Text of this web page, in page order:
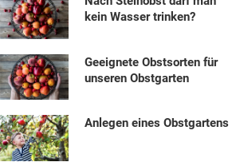
kein Wasser trinken?
Geeignete Obstsorten für
unseren Obstgarten
Anlegen eines Obstgartens